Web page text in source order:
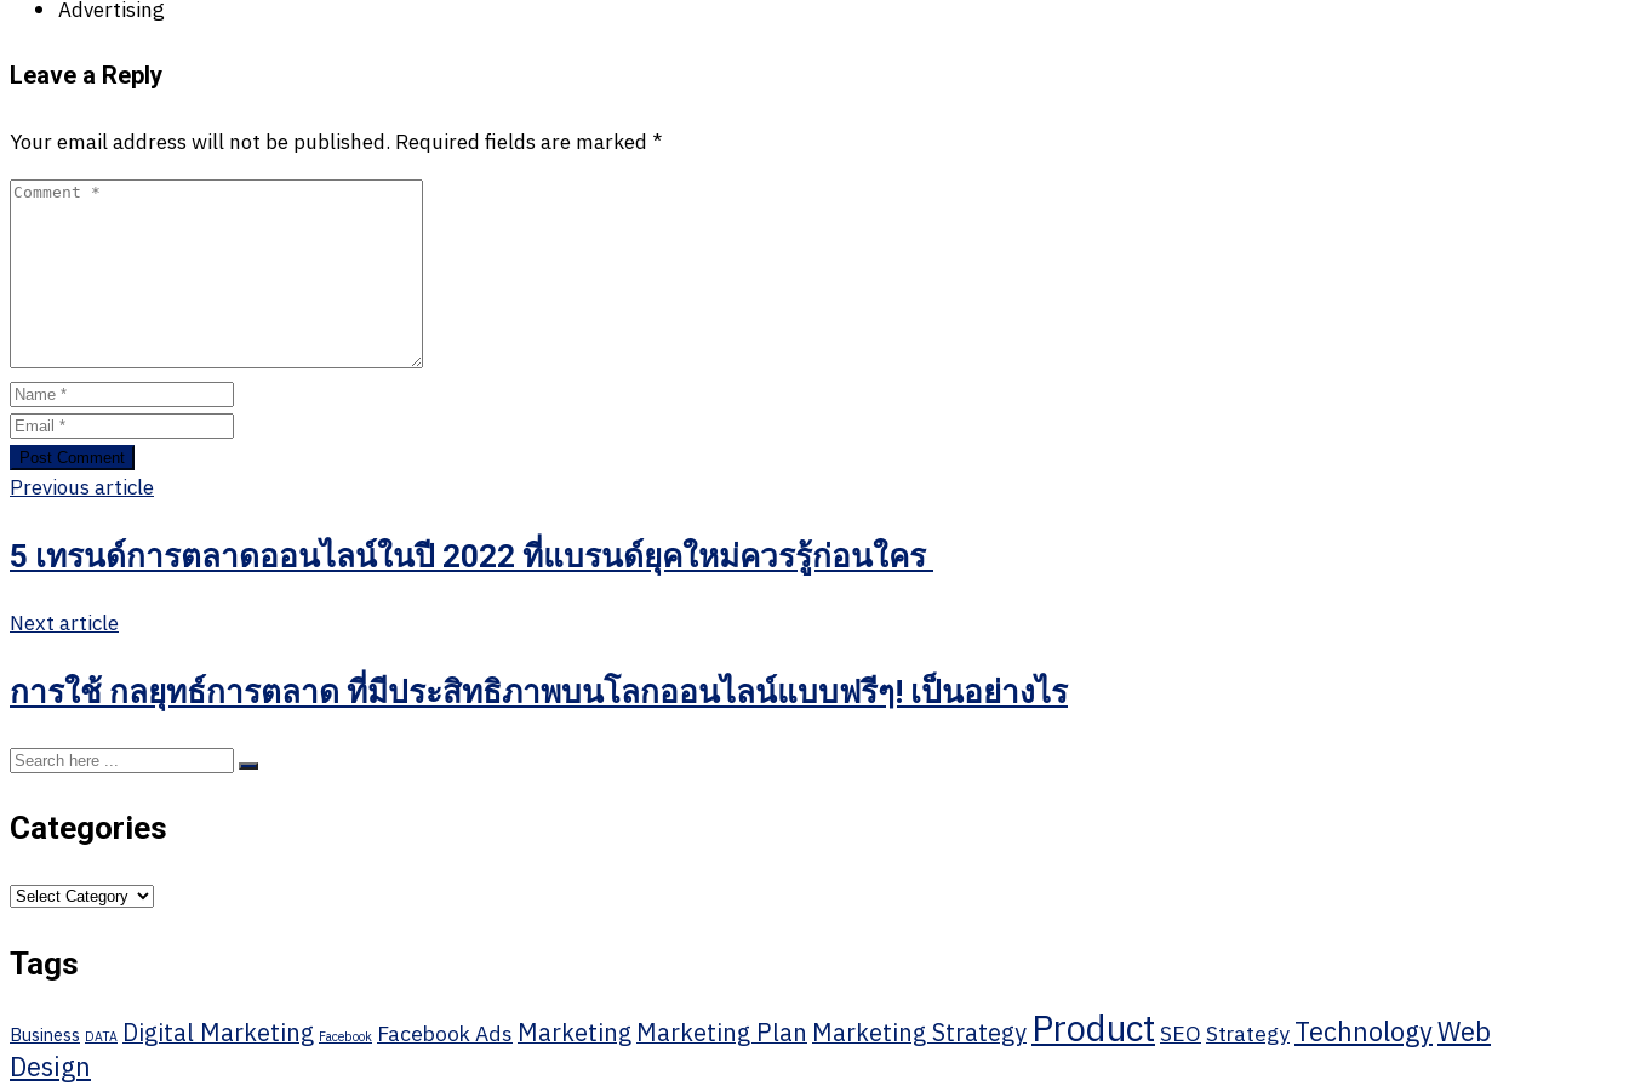
Advertising
Leave a Reply
Your email address will not be published. Required fields are marked *
Previous article
5 เทรนด์การตลาดออนไลน์ในปี 2022 ที่แบรนด์ยุคใหม่ควรรู้ก่อนใคร
Next article
การใช้ กลยุทธ์การตลาด ที่มีประสิทธิภาพบนโลกออนไลน์แบบฟรีๆ! เป็นอย่างไร
Categories
Categories
Tags
Business DATA Digital Marketing Facebook Facebook AdsMarketingMarketing PlanMarketing StrategyProductSEOStrategyTechnologyWeb
Design